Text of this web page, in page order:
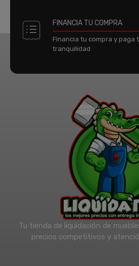
FINANCIA TU COMPRA
Financia tu compra y paga
tranquilidad
Tu tienda de liquidación de
precios competitivos y